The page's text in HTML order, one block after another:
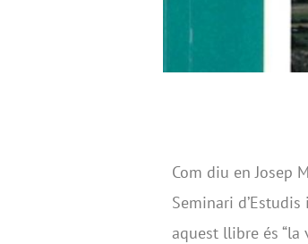
Com diu en Josep
Seminari
aquest llibre és “la